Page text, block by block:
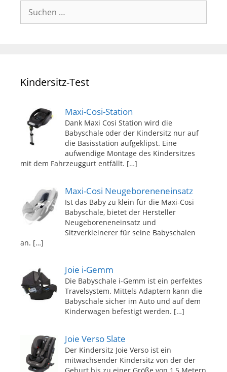
Suchen
nach:
Kindersitz-Test
Maxi-Cosi-Station
Dank Maxi Cosi Station wird die
Babyschale oder der Kindersitz nur auf
die Basisstation aufgeklipst. Eine
aufwendige Montage des Kindersitzes
mit dem Fahrzeuggurt entfällt. […]
Maxi-Cosi Neugeboreneneinsatz
Ist das Baby zu klein für die Maxi-Cosi
Babyschale, bietet der Hersteller
Neugeboreneneinsatz und
Sitzverkleinerer für seine Babyschalen
an. […]
Joie i-Gemm
Die Babyschale i-Gemm ist ein perfektes
Travelsystem. Mittels Adaptern kann die
Babyschale sicher im Auto und auf dem
Kinderwagen befestigt werden. […]
Joie Verso Slate
Der Kindersitz Joie Verso ist ein
mitwachsender Kindersitz von der der
Geburt bis zu einer Größe von 1,5 Metern